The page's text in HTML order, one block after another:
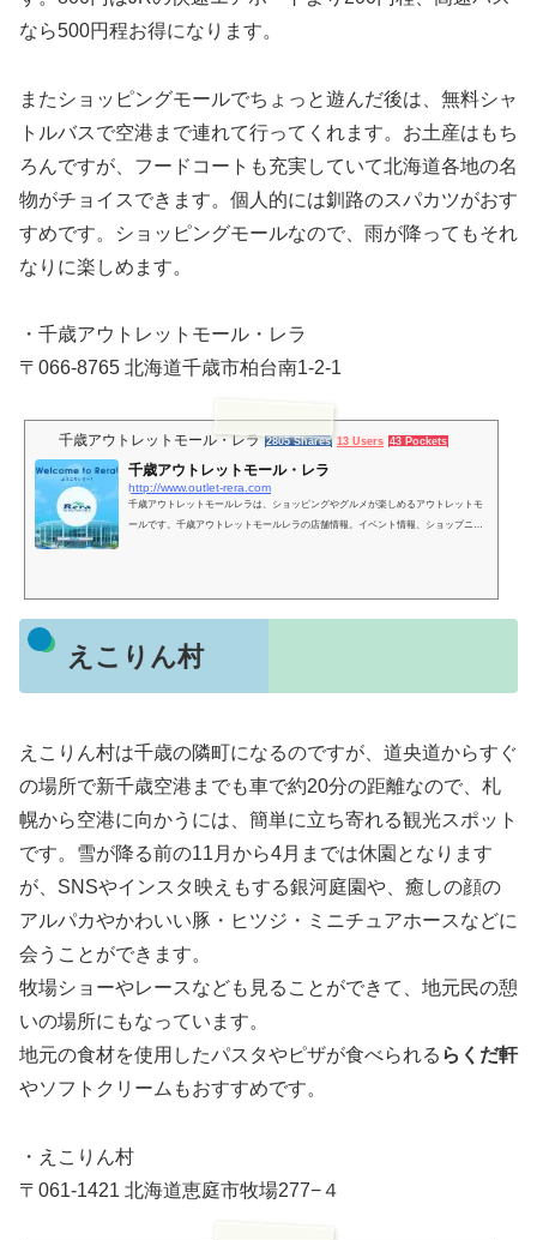
なら500円程お得になります。
またショッピングモールでちょっと遊んだ後は、無料シャ
トルバスで空港まで連れて行ってくれます。お土産はもち
ろんですが、フードコートも充実していて北海道各地の名
物がチョイスできます。個人的には釧路のスパカツがおす
すめです。ショッピングモールなので、雨が降ってもそれ
なりに楽しめます。
・千歳アウトレットモール・レラ
〒066-8765 北海道千歳市柏台南1‐2-1
千歳アウトレットモール・レラ 2805 Shares 13 Users 43 Pockets
千歳アウトレットモール・レラ
http://www.outlet-rera.com
千歳アウトレットモールレラは、ショッピングやグルメが楽しめるアウトレットモ
ールです。千歳アウトレットモールレラの店舗情報。イベント情報、ショップニュ
えこりん村
えこりん村は千歳の隣町になるのですが、道央道からすぐ
の場所で新千歳空港までも車で約20分の距離なので、札
幌から空港に向かうには、簡単に立ち寄れる観光スポット
です。雪が降る前の11月から4月までは休園となります
が、SNSやインスタ映えもする銀河庭園や、癒しの顔の
アルパカやかわいい豚・ヒツジ・ミニチュアホースなどに
会うことができます。
牧場ショーやレースなども見ることができて、地元民の憩
いの場所にもなっています。
地元の食材を使用したパスタやピザが食べられる らくだ軒
やソフトクリームもおすすめです。
・えこりん村
〒061-1421 北海道恵庭市牧場277−４